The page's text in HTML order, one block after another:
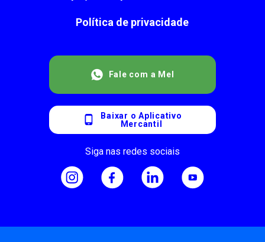
Política de privacidade
Fale com a Mel
Baixar o Aplicativo
Mercantil
Siga nas redes sociais